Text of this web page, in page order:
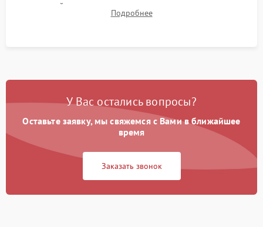
до нужной температуры, отсутствия посторонних шумов,
штатного слива и абсолютной сухости в поддоне.
Подробнее
У Вас остались вопросы?
Оставьте заявку, мы свяжемся с Вами в ближайшее
время
Заказать звонок